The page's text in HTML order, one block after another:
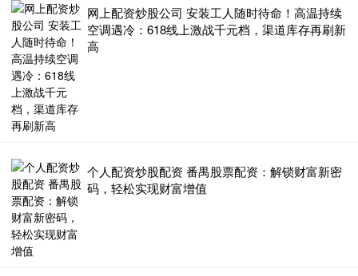
网上配资炒股公司 安装工人随时待命！高温持续
空调遇冷：618线上激战千元档，渠道库存再刷新
高
个人配资炒股配资 番禺股票配资：解锁财富新密
码，轻松实现财富增值